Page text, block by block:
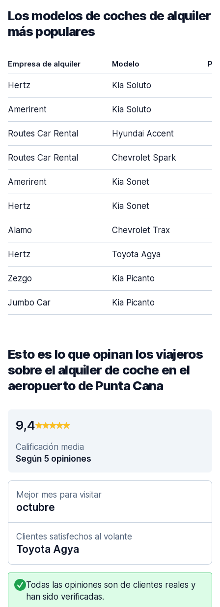
Los modelos de coches de alquiler
más populares
Empresa de alquiler Modelo
Hertz Kia Soluto
Amerirent Kia Soluto
Routes Car Rental Hyundai Accent
Routes Car Rental Chevrolet Spark
Amerirent Kia Sonet
Hertz Kia Sonet
Alamo Chevrolet Trax
Hertz Toyota Agya
Zezgo Kia Picanto
Jumbo Car Kia Picanto
Esto es lo que opinan los viajeros
sobre el alquiler de coche en el
aeropuerto de Punta Cana
9,4
Calificación media
Según 5 opiniones
Mejor mes para visitar
octubre
Clientes satisfechos al volante
Toyota Agya
Todas las opiniones son de clientes reales y
han sido verificadas.